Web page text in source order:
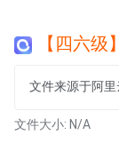
【四六级】
文件来源于阿里
文件大小: N/A